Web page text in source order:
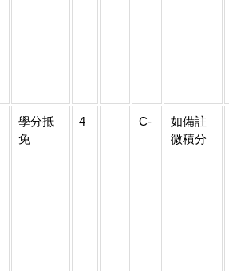
學分抵
免
4 C-
如備註
微積分